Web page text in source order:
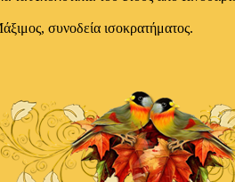
συνοδεία ισοκρατήματος.